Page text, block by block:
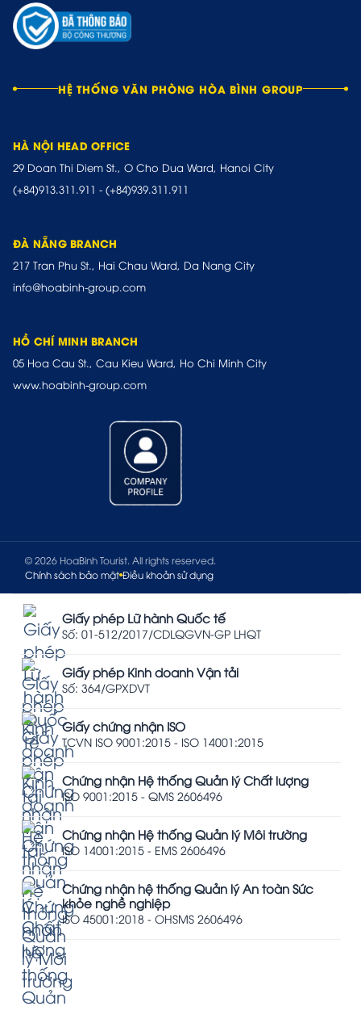
HỆ THỐNG VĂN PHÒNG HÒA BÌNH GROUP
HÀ NỘI HEAD OFFICE
29 Doan Thi Diem St., O Cho Dua Ward, Hanoi City
(+84)913.311.911 - (+84)939.311.911
ĐÀ NẴNG BRANCH
217 Tran Phu St., Hai Chau Ward, Da Nang City
info@hoabinh-group.com
HỒ CHÍ MINH BRANCH
05 Hoa Cau St., Cau Kieu Ward, Ho Chi Minh City
www.hoabinh-group.com
© 2026 HoaBinh Tourist. All rights reserved.
Chính sách bảo mật Điều khoản sử dụng
Giấy phép Lữ hành Quốc tế
Số: 01-512/2017/CDLQGVN-GP LHQT
Giấy phép Kinh doanh Vận tải
Số: 364/GPXDVT
Giấy chứng nhận ISO
TCVN ISO 9001:2015 - ISO 14001:2015
Chứng nhận Hệ thống Quản lý Chất lượng
ISO 9001:2015 - QMS 2606496
Chứng nhận Hệ thống Quản lý Môi trường
ISO 14001:2015 - EMS 2606496
Chứng nhận hệ thống Quản lý An toàn Sức
khỏe nghề nghiệp
ISO 45001:2018 - OHSMS 2606496